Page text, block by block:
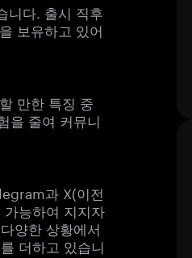
니다. 출시 직후
보유하고 있어
만한 특징 중
을 줄여 커뮤니
과 X(이전
능하여 지지자
양한 상황에서
더하고 있습니